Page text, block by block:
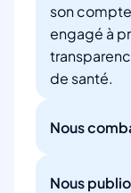
son
engagé à
de santé.
Nous
Nous